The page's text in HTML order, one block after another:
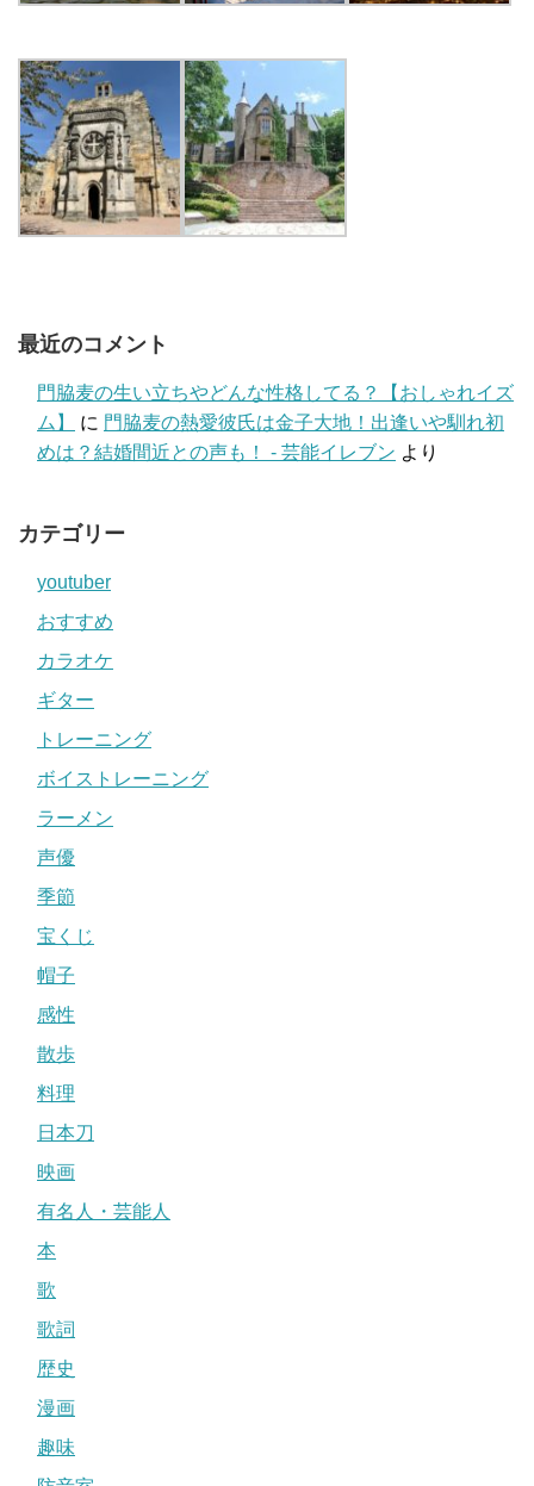
最近のコメント
門脇麦の生い立ちやどんな性格してる？【おしゃれイズ
ム】
に 門脇麦の熱愛彼氏は金子大地！出逢いや馴れ初
めは？結婚間近との声も！ - 芸能イレブン より
カテゴリー
youtuber
おすすめ
カラオケ
ギター
トレーニング
ボイストレーニング
ラーメン
声優
季節
宝くじ
帽子
感性
散歩
料理
日本刀
映画
有名人・芸能人
本
歌
歌詞
歴史
漫画
趣味